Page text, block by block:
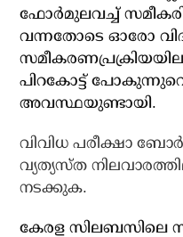
ഫോർമുലവച്ച്
വന്നതോടെ ഓരോ
പിറകോട്ട്
അവസ്ഥയുണ്ടായി.
വിവിധ പരീക്ഷാ
വ്യത്യസ്ത
നടക്കുക.
കേരള സിലബസിലെ